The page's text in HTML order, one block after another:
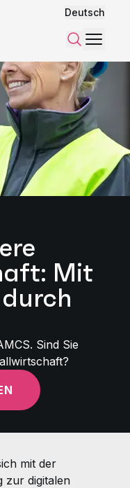
Deutsch
Suchen
Menü
Mit
Sind Sie
mit der
zur digitalen